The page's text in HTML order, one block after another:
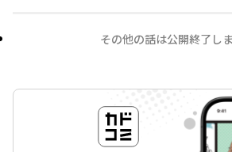
その他の話は公開終了し